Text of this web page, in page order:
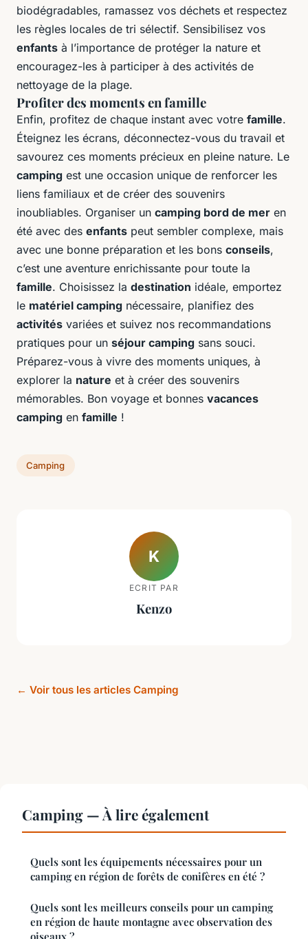
biodégradables, ramassez vos déchets et respectez
les règles locales de tri sélectif. Sensibilisez vos
enfants à l’importance de protéger la nature et
encouragez-les à participer à des activités de
nettoyage de la plage.
Profiter des moments en famille
Enfin, profitez de chaque instant avec votre famille.
Éteignez les écrans, déconnectez-vous du travail et
savourez ces moments précieux en pleine nature. Le
camping est une occasion unique de renforcer les
liens familiaux et de créer des souvenirs
inoubliables. Organiser un camping bord de mer en
été avec des enfants peut sembler complexe, mais
avec une bonne préparation et les bons conseils,
c’est une aventure enrichissante pour toute la
famille. Choisissez la destination idéale, emportez
le matériel camping nécessaire, planifiez des
activités variées et suivez nos recommandations
pratiques pour un séjour camping sans souci.
Préparez-vous à vivre des moments uniques, à
explorer la nature et à créer des souvenirs
mémorables. Bon voyage et bonnes vacances
camping en famille !
Camping
K
ECRIT PAR
Kenzo
← Voir tous les articles Camping
Camping — À lire également
Quels sont les équipements nécessaires pour un
camping en région de forêts de conifères en été ?
Quels sont les meilleurs conseils pour un camping
en région de haute montagne avec observation des